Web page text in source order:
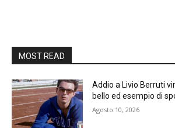
MOST READ
Addio a Livio Berruti
bello ed esempio di
Agosto 10, 2026